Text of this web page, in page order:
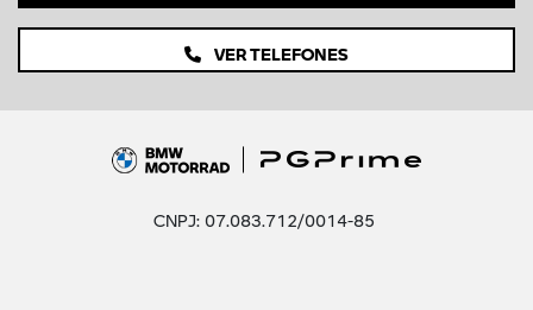
VER TELEFONES
CNPJ: 07.083.712/0014-85